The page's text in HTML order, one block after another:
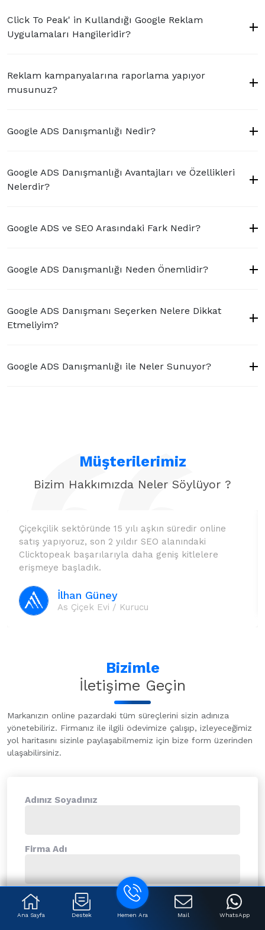
Click To Peak' in Kullandığı Google Reklam
Uygulamaları Hangileridir?
Reklam kampanyalarına raporlama yapıyor
musunuz?
Google ADS Danışmanlığı Nedir?
Google ADS Danışmanlığı Avantajları ve Özellikleri
Nelerdir?
Google ADS ve SEO Arasındaki Fark Nedir?
Google ADS Danışmanlığı Neden Önemlidir?
Google ADS Danışmanı Seçerken Nelere Dikkat
Etmeliyim?
Google ADS Danışmanlığı ile Neler Sunuyor?
Çiçekçilik sektöründe 15 yılı aşkın süredir online
satış yapıyoruz, son 2 yıldır SEO alanındaki
Clicktopeak başarılarıyla daha geniş kitlelere
erişmeye başladık.
İlhan Güney
As Çiçek Evi / Kurucu
Müşterilerimiz
Bizim Hakkımızda Neler Söylüyor ?
Adınız Soyadınız
Firma Adı
E-Posta Adresiniz
Bizimle
İletişime Geçin
Markanızın online pazardaki tüm süreçlerini sizin adınıza
yönetebiliriz. Firmanız ile ilgili ödevimize çalışıp, izleyeceğimiz
yol haritasını sizinle paylaşabilmemiz için bize form üzerinden
ulaşabilirsiniz.
Ana Sayfa Destek Hemen Ara Mail WhatsApp